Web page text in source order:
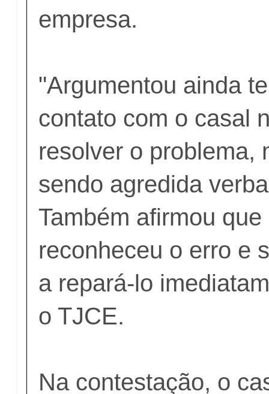
empresa.
"Argumentou ainda
contato com o casal
resolver o problema,
sendo agredida
Também afirmou
reconheceu o erro e
a repará-lo
o TJCE.
Na contestação, o